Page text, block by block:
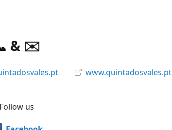
& ✉️
www.quintadosvales.pt
Follow us